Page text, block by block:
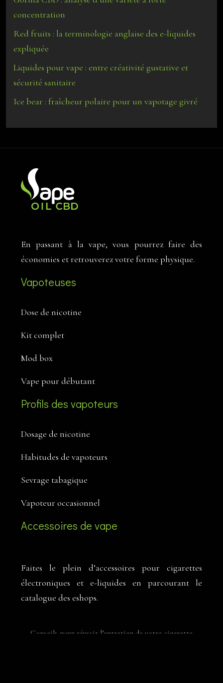
concentration
Red fruits : la terminologie anglaise des e-liquides
expliquée
Liquides pour vape : entre créativité gustative et
sécurité sanitaire
Ice bear : fraîcheur polaire pour un vapotage givré
En passant à la vape, vous pourrez faire des
économies et retrouverez votre forme physique.
Vapoteuses
Dose de nicotine
Kit complet
Mod box
Vape pour débutant
Profils des vapoteurs
Dosage de nicotine
Habitudes de vapoteurs
Sevrage tabagique
Vapoteur occasionnel
Accessoires de vape
Faites le plein d’accessoires pour cigarettes
électroniques et e-liquides en parcourant le
catalogue des eshops.
Conseils pour réussir l’entretien de votre cigarette